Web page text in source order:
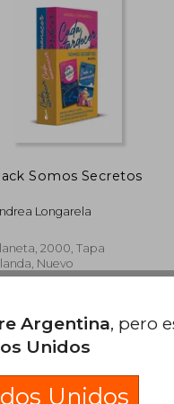
30% $
Somos Secretos
Longarela
2000, Tapa
Nuevo
Argentina, pero
Unidos
Unidos